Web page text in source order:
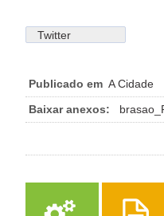
Twitter
Publicado em A Cidade
Baixar anexos: